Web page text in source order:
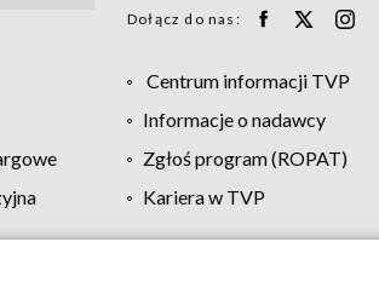
Dołącz do nas:
Centrum informacji TVP
Informacje o nadawcy
Zgłoś program (ROPAT)
Kariera w TVP